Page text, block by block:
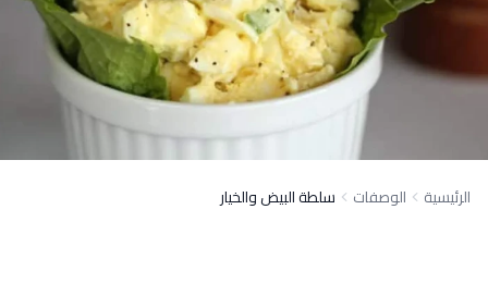
الرئيسية الوصفات سلطة البيض والخيار